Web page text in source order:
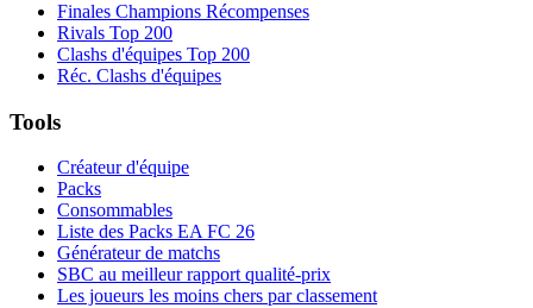
Finales Champions Récompenses
Rivals Top 200
Clashs d'équipes Top 200
Réc. Clashs d'équipes
Tools
Créateur d'équipe
Packs
Consommables
Liste des Packs EA FC 26
Générateur de matchs
SBC au meilleur rapport qualité-prix
Les joueurs les moins chers par classement